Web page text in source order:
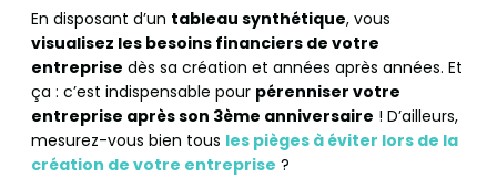
En disposant d’un tableau synthétique, vous
visualisez les besoins financiers de votre
entreprise dès sa création et années après années. Et
ça : c’est indispensable pour pérenniser votre
entreprise après son 3ème anniversaire ! D’ailleurs,
mesurez-vous bien tous les pièges à éviter lors de la
création de votre entreprise ?